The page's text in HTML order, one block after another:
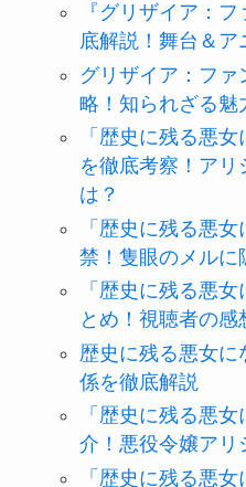
『グリザイア：
底解説！舞台＆ア
グリザイア：フ
略！知られざる魅
「歴史に残る悪
を徹底考察！ア
は？
「歴史に残る悪
禁！隻眼のメルに
「歴史に残る悪
とめ！視聴者の感
歴史に残る悪女に
係を徹底解説
「歴史に残る悪
介！悪役令嬢アリ
「歴史に残る悪